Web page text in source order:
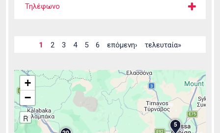
Τηλέφωνο
1 2 3 4 5 6 επόμενη› τελευταία»
5
+
−
R